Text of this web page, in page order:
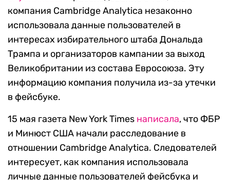
компания Cambridge Analytica незаконно
использовала данные пользователей в
интересах избирательного штаба Дональда
Трампа и организаторов кампании за выход
Великобритании из состава Евросоюза. Эту
информацию компания получила из-за утечки
в фейсбуке.
15 мая газета New York Times написала, что ФБР
и Минюст США начали расследование в
отношении Cambridge Analytica. Следователей
интересует, как компания использовала
личные данные пользователей фейсбука и